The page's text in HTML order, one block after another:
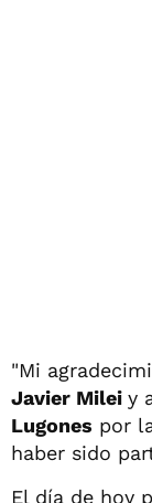
"Mi
Javier Milei y
Lugones por
haber sido
El día de hoy